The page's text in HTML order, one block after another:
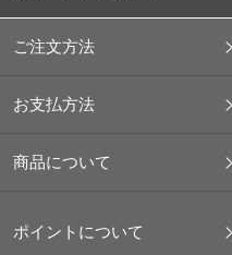
ご注文方法
お支払方法
商品について
ポイントについて